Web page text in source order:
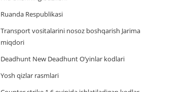
Ruanda Respublikasi
Trаnsport vositаlаrini nosoz boshqаrish Jаrimа
miqdori
Deadhunt New Deadhunt O’yinlar kodlari
Yosh qizlar rasmlari